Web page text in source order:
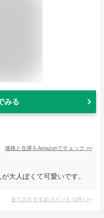
みる
価格と在庫をAmazonでチェック >>
大人ぽくて可愛いです。
全てのおすすめコメント (1件) >